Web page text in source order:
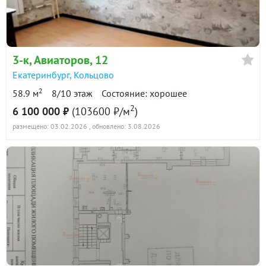
в продаже 109600 ₽/м²
Показать всю историю: 30 предложений →
3-к, Авиаторов, 12
Екатеринбург, Кольцово
58.9 м2 8/10 этаж Состояние: хорошее
6 100 000 ₽ (103600 ₽/м2)
размещено: 03.02.2026 , обновлено: 3.08.2026